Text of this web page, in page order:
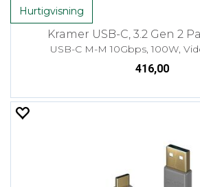
Hurtigvisning
Kramer USB-C, 3.2 Gen 2
USB-C M-M 10Gbps, 100W,
416,00